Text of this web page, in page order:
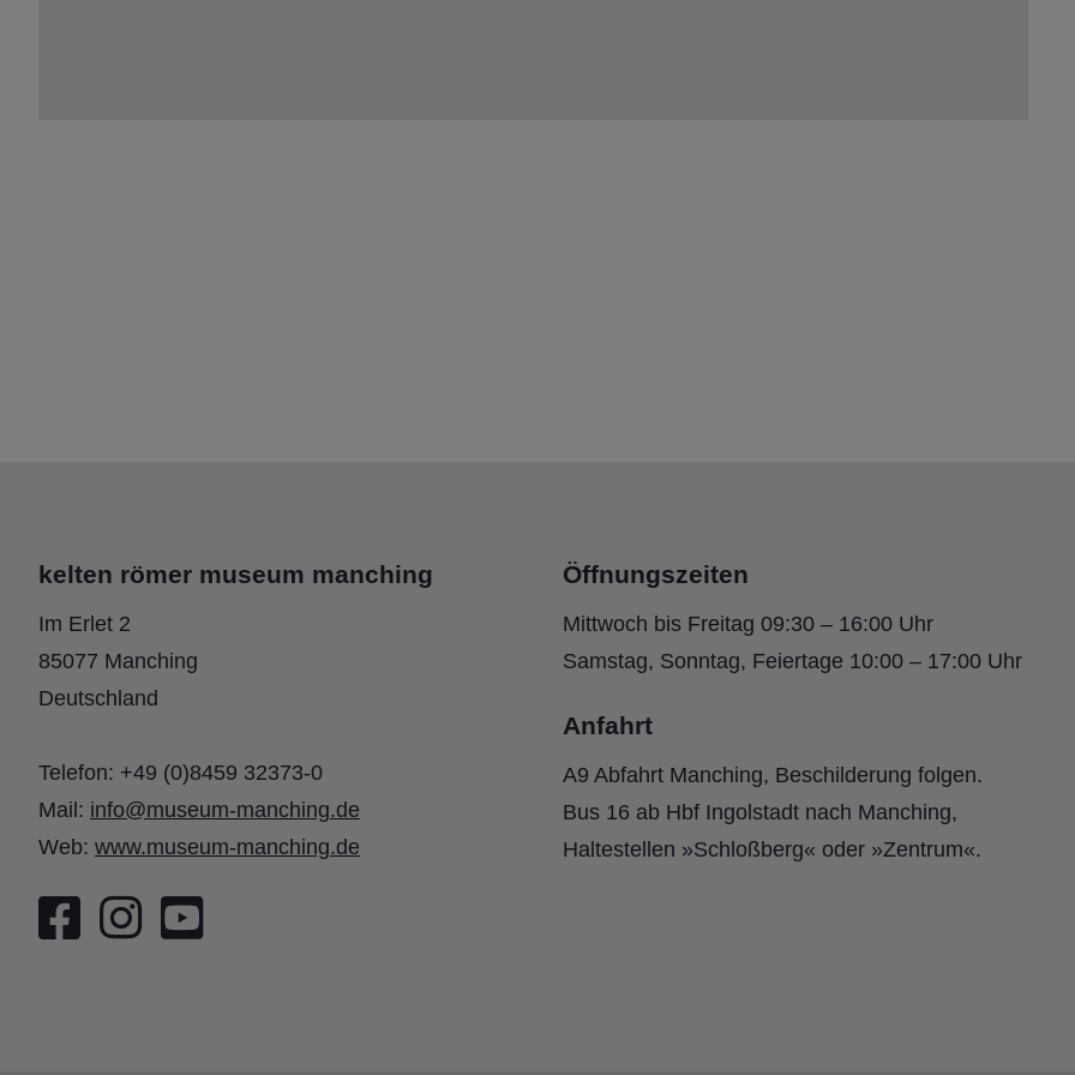
kelten römer museum manching
Im Erlet 2
85077 Manching
Deutschland
Telefon: +49 (0)8459 32373-0
Mail: info@museum-manching.de
Web: www.museum-manching.de
Öffnungszeiten
Mittwoch bis Freitag 09:30 – 16:00 Uhr
Samstag, Sonntag, Feiertage 10:00 – 17:00 Uhr
Anfahrt
A9 Abfahrt Manching, Beschilderung folgen.
Bus 16 ab Hbf Ingolstadt nach Manching,
Haltestellen »Schloßberg« oder »Zentrum«.